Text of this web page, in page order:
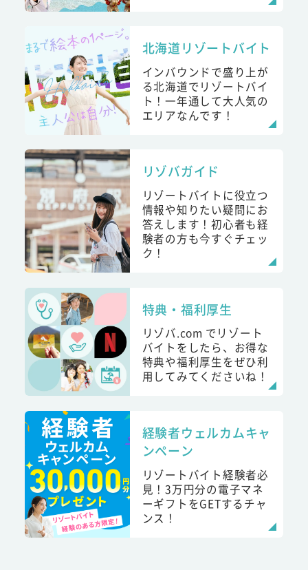
北海道リゾートバイト
インバウンドで盛り上が
る北海道でリゾートバイ
ト！一年通して大人気の
エリアなんです！
リゾバガイド
リゾートバイトに役立つ
情報や知りたい疑問にお
答えします！初心者も経
験者の方も今すぐチェッ
ク！
特典・福利厚生
リゾバ.com でリゾート
バイトをしたら、お得な
特典や福利厚生をぜひ利
用してみてくださいね！
経験者ウェルカムキャ
ンペーン
リゾートバイト経験者必
見！3万円分の電子マネ
ーギフトをGETするチャ
ンス！